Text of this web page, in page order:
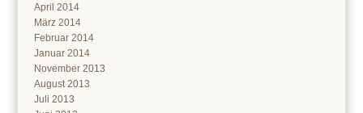
April 2014
März 2014
Februar 2014
Januar 2014
November 2013
August 2013
Juli 2013